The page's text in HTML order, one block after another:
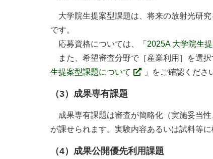
大学院生提案型課題は、将来の放射光研
です。
応募資格については、「 2025A 大学院生
また、希望審査分野で［産業利用］を選
生提案型課題について
」をご確認くださ
（3）成果専有課題
成果専有課題は審査が簡略化（実施妥当
が課せられます。実験内容あるいは試料等
（4）成果公開優先利用課題